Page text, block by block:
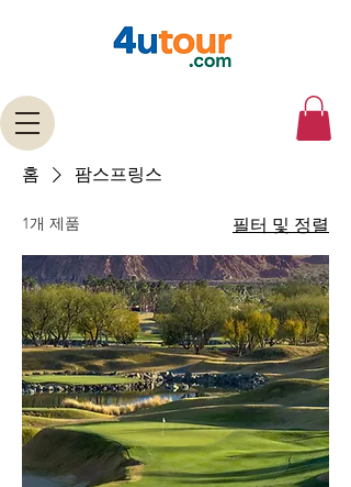
홈 팜스프링스
1개 제품 필터 및 정렬